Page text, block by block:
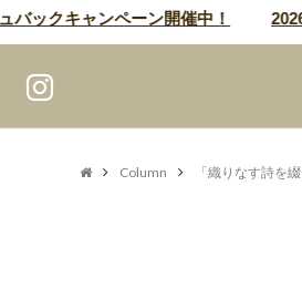
キャンペーン開催中！ 2026年
Column 「織りなす詩を